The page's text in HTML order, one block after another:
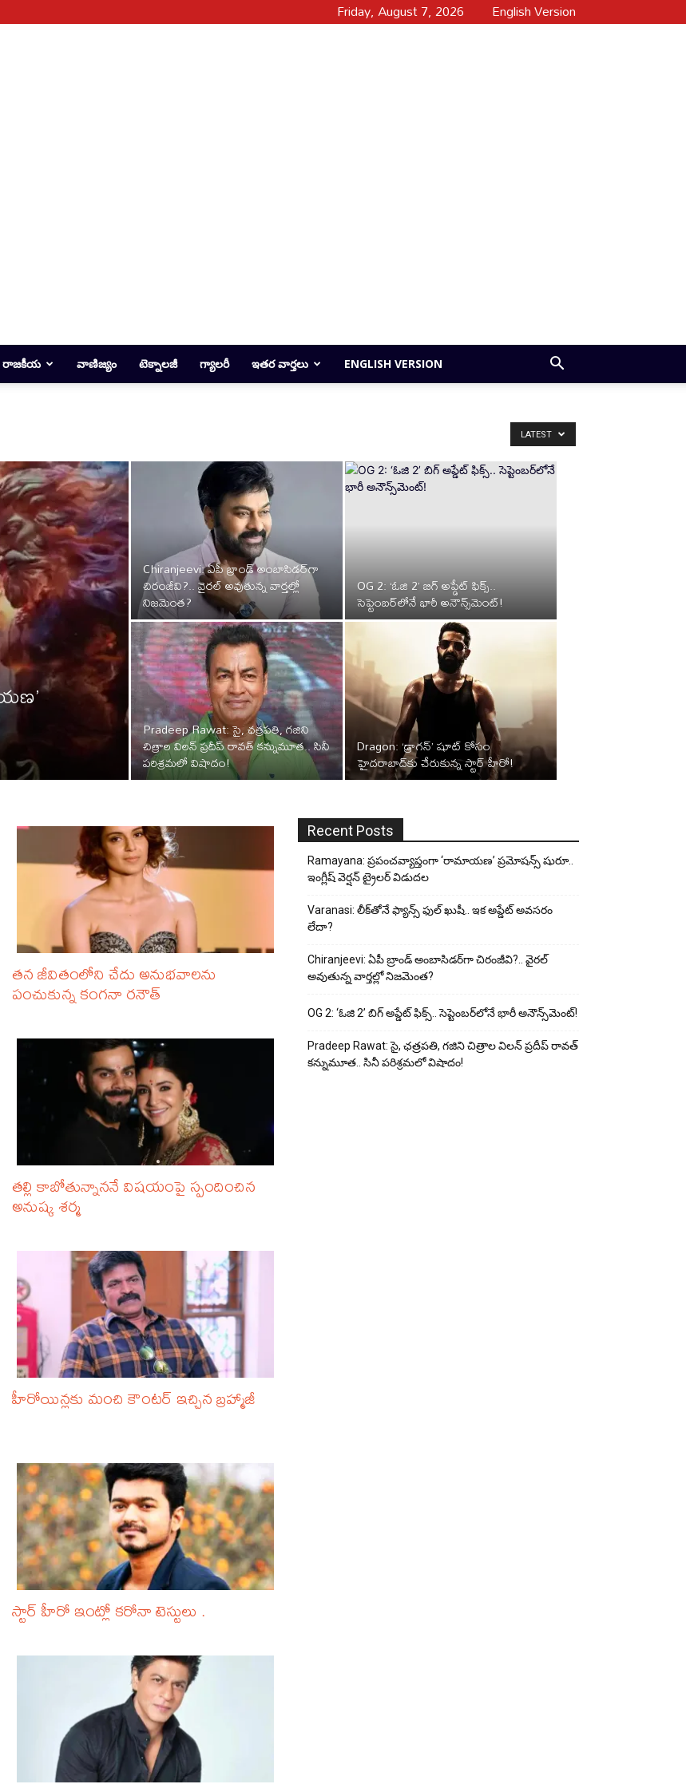
Friday, August 7, 2026 English Version
రాజకీయ వాణిజ్యం టెక్నాలజీ గ్యాలరీ ఇతర వార్తలు ENGLISH VERSION
LATEST
Chiranjeevi: ఏపీ బ్రాండ్ అంబాసిడర్‌గా
చిరంజీవి?.. వైరల్ అవుతున్న వార్తల్లో
నిజమెంత?
OG 2: ‘ఓజి 2’ బిగ్ అప్డేట్ ఫిక్స్..
సెప్టెంబర్‌లోనే భారీ అనౌన్స్‌మెంట్!
Pradeep Rawat: సై, ఛత్రపతి, గజిని
చిత్రాల విలన్ ప్రదీప్ రావత్ కన్నుమూత.. సినీ
పరిశ్రమలో విషాదం!
Dragon: ‘డ్రాగన్’ షూట్ కోసం
హైదరాబాద్‌కు చేరుకున్న స్టార్ హీరో!
తన జీవితంలోని చేదు అనుభవాలను
పంచుకున్న కంగనా రనౌత్‌
తల్లి కాబోతున్నాననే విషయంపై స్పందించిన
అనుష్క శర్మ
హీరోయిన్లకు మంచి కౌంటర్ ఇచ్చిన బ్రహ్మాజీ
స్టార్ హీరో ఇంట్లో కరోనా టెస్టులు .
Recent Posts
Ramayana: ప్రపంచవ్యాప్తంగా ‘రామాయణ’ ప్రమోషన్స్ షురూ..
ఇంగ్లీష్ వెర్షన్ ట్రైలర్ విడుదల
Varanasi: లీక్‌తోనే ఫ్యాన్స్ ఫుల్ ఖుషీ.. ఇక అప్డేట్ అవసరం
లేదా?
Chiranjeevi: ఏపీ బ్రాండ్ అంబాసిడర్‌గా చిరంజీవి?.. వైరల్
అవుతున్న వార్తల్లో నిజమెంత?
OG 2: ‘ఓజి 2’ బిగ్ అప్డేట్ ఫిక్స్.. సెప్టెంబర్‌లోనే భారీ అనౌన్స్‌మెంట్!
Pradeep Rawat: సై, ఛత్రపతి, గజిని చిత్రాల విలన్ ప్రదీప్ రావత్
కన్నుమూత.. సినీ పరిశ్రమలో విషాదం!